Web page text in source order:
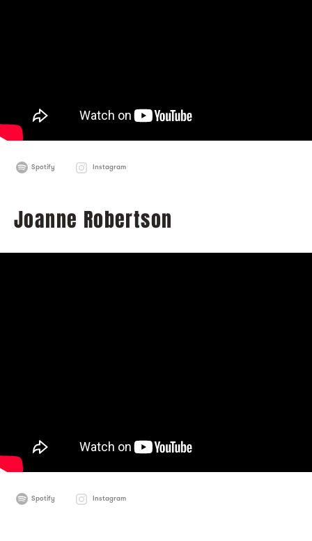
Spotify Instagram
Joanne Robertson
Spotify Instagram